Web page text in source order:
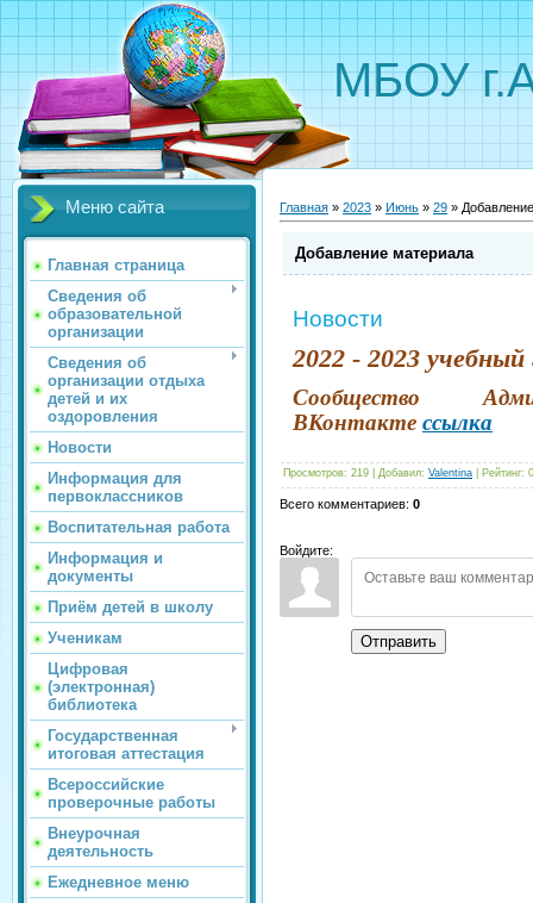
МБОУ
Меню сайта
Главная страница
Сведения об
образовательной
организации
Сведения об
организации отдыха
детей и их
оздоровления
Новости
Информация для
первоклассников
Воспитательная работа
Информация и
документы
Приём детей в школу
Ученикам
Цифровая
(электронная)
библиотека
Государственная
итоговая аттестация
Всероссийские
проверочные работы
Внеурочная
деятельность
Ежедневное меню
Главная » 2023 » Июнь » 29 »
Добавление материала
Новости
2022 - 2023 учебный
Сообщество
ВКонтакте ссылка
Просмотров: 219 Добавил: Valentina Рейтинг:
Всего комментариев: 0
Войдите:
Отправить